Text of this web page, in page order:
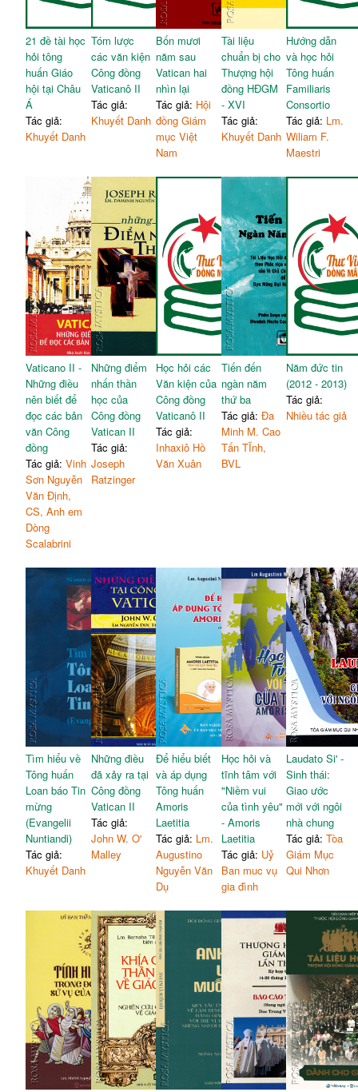
111
Document (2023)
21 đề tài học
hỏi tông
huấn Giáo
hội tại Châu
Á
Tác giả:
Khuyết Danh
Tóm lược
các văn kiện
Công đồng
Vaticanô II
Tác giả:
Khuyết Danh
Bốn mươi
năm sau
Vatican hai
nhìn lại
Tác giả: Hội
đồng Giám
mục Việt
Nam
Tài liệu
chuẩn bị cho
Thượng hội
đồng HĐGM
- XVI
Tác giả:
Khuyết Danh
Hướng dẫn
và học hỏi
Tông huấn
Familiaris
Consortio
Tác giả: Lm.
Wiliam F.
Maestri
Vaticano II -
Những điều
nên biết để
đọc các bản
văn Công
đồng
Tác giả:Vinh
Sơn Nguyễn
Văn Định,
CS, Anh em
Dòng
Scalabrini
Những điểm
nhấn thần
học của
Công đồng
Vatican II
Tác giả:
Joseph
Ratzinger
Học hỏi các
Văn kiện của
Công đồng
Vaticanô II
Tác giả:
Inhaxiô Hồ
Văn Xuân
Tiến đến
ngàn năm
thứ ba
Tác giả: Đa
Minh M. Cao
Tấn TĨnh,
BVL
Năm đức tin
(2012 - 2013)
Tác giả:
Nhiều tác giả
Tìm hiểu về
Tông huấn
Loan báo Tin
mừng
(Evangelii
Nuntiandi)
Tác giả:
Khuyết Danh
Những điều
đã xảy ra tại
Công đồng
Vatican II
Tác giả:
John W. O'
Malley
Để hiểu biết
và áp dụng
Tông huấn
Amoris
Laetitia
Tác giả: Lm.
Augustino
Nguyễn Văn
Dụ
Học hỏi và
tĩnh tâm với
"Niềm vui
của tình yêu"
- Amoris
Laetitia
Tác giả: Uỷ
Ban muc vụ
gia đình
Laudato Si' -
Sinh thái:
Giao ước
mới với ngôi
nhà chung
Tác giả:Tòa
Giám Mục
Qui Nhơn